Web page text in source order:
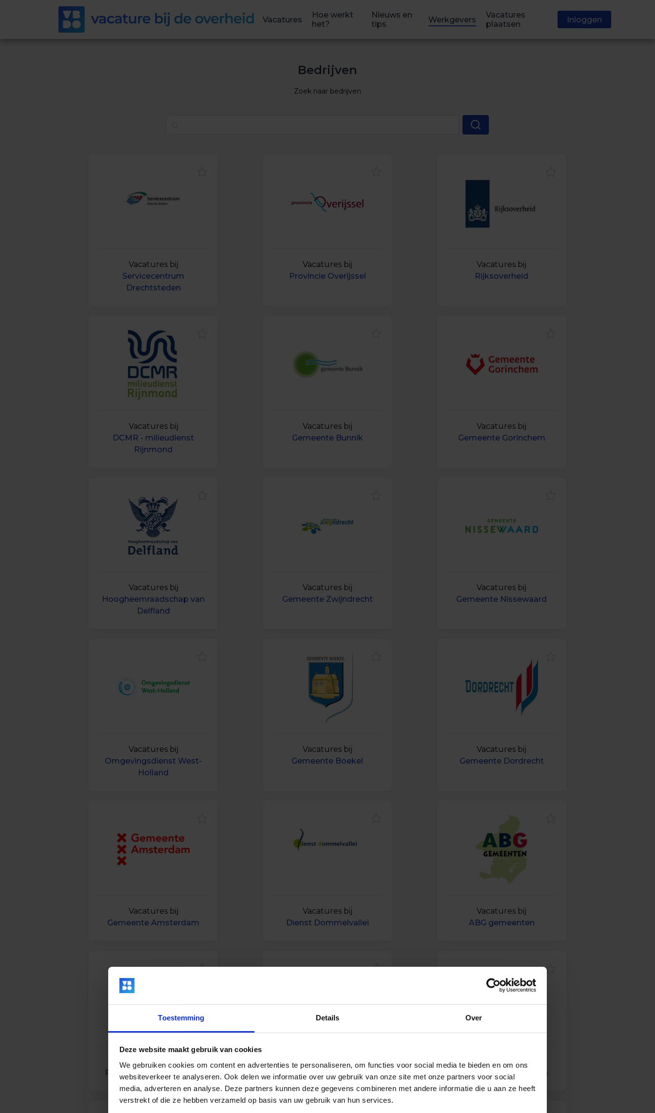
Toestemming Details Over
Deze website maakt gebruik van cookies
We gebruiken cookies om content en advertenties te personaliseren, om functies voor social media te bieden en om ons
websiteverkeer te analyseren. Ook delen we informatie over uw gebruik van onze site met onze partners voor social
media, adverteren en analyse. Deze partners kunnen deze gegevens combineren met andere informatie die u aan ze heeft
verstrekt of die ze hebben verzameld op basis van uw gebruik van hun services.
Vacatures
Hoe werkt
het?
Nieuws en
tips
Werkgevers
Vacatures
plaatsen
Inloggen
Bedrijven
Zoek naar bedrijven
Vacatures bij
Servicecentrum
Drechtsteden
Vacatures bij
Provincie Overijssel
Vacatures bij
Rijksoverheid
Vacatures bij
DCMR - milieudienst
Rijnmond
Vacatures bij
Gemeente Bunnik
Vacatures bij
Gemeente Gorinchem
Vacatures bij
Hoogheemraadschap van
Delfland
Vacatures bij
Gemeente Zwijndrecht
Vacatures bij
Gemeente Nissewaard
Vacatures bij
Omgevingsdienst West-
Holland
Vacatures bij
Gemeente Boekel
Vacatures bij
Gemeente Dordrecht
Vacatures bij
Gemeente Amsterdam
Vacatures bij
Dienst Dommelvallei
Vacatures bij
ABG gemeenten
Vacatures bij
Provincie Noord-Holland
Vacatures bij
gemeente Altena
Vacatures bij
gemeente Wijdemeren